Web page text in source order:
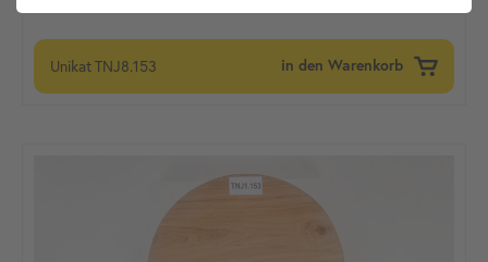
UnikatTNJ8.153 in den Warenkorb